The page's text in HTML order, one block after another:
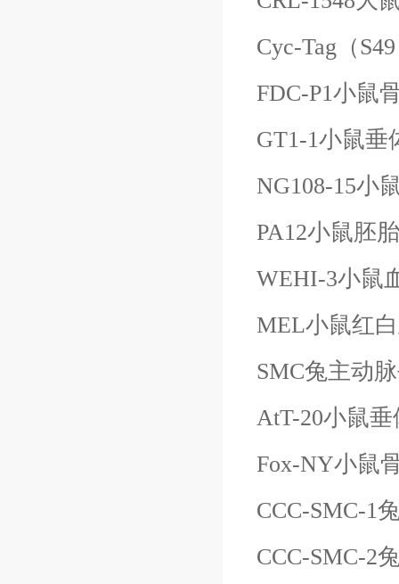
Cyc-Tag（
FDC-P1小鼠
GT1-1小鼠垂
NG108-15小
PA12小鼠胚
WEHI-3小鼠
MEL小鼠红
SMC兔主动
AtT-20小鼠
Fox-NY小鼠
CCC-SMC-1
CCC-SMC-2